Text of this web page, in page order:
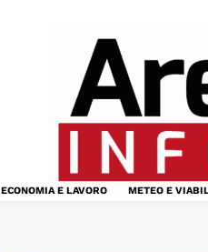
ECONOMIA E LAVORO METEO E